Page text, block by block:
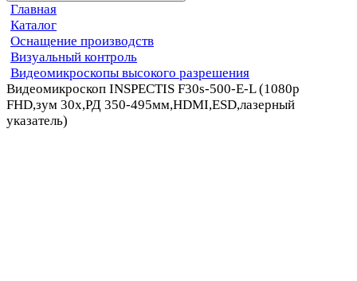
Главная
Каталог
Оснащение производств
Визуальный контроль
Видеомикроскопы высокого разрешения
Видеомикроскоп INSPECTIS F30s-500-E-L (1080p
FHD,зум 30x,РД 350-495мм,HDMI,ESD,лазерный
указатель)